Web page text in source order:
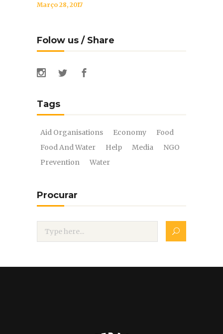
Março 28, 2017
Folow us / Share
Tags
Aid Organisations Economy
Food
Food And Water
Help Media
NGO
Prevention
Water
Procurar